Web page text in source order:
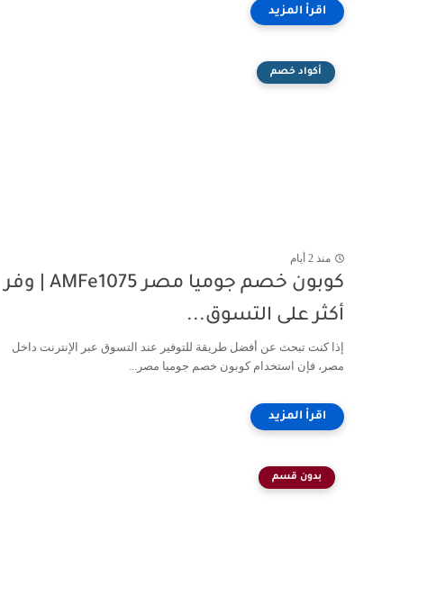
أكواد خصم
منذ 2 أيام
كوبون خصم جوميا مصر AMFe1075 | وفر
أكثر على التسوق...
إذا كنت تبحث عن أفضل طريقة للتوفير عند التسوق عبر الإنترنت داخل
مصر، فإن استخدام كوبون خصم جوميا مصر...
بدون قسم